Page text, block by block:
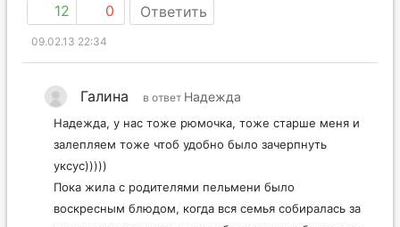
12 0 Ответить
09.02.13 22:34
Галина в ответ Надежда
Надежда, у нас тоже рюмочка, тоже старше меня и
залепляем тоже чтоб удобно было зачерпнуть
уксус)))))
Пока жила с родителями пельмени было
воскресным блюдом, когда вся семья собиралась за